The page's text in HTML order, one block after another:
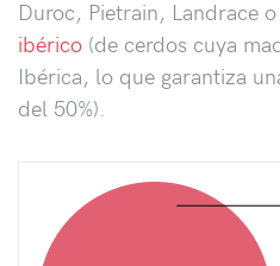
Duroc, Pietrain, Landrace
ibérico (de cerdos cuya
Ibérica, lo que garantiza
del 50%).